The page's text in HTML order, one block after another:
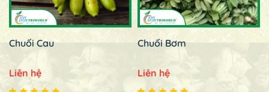
Chuối Cau
Liên hệ
Chuối Bơm
Liên hệ